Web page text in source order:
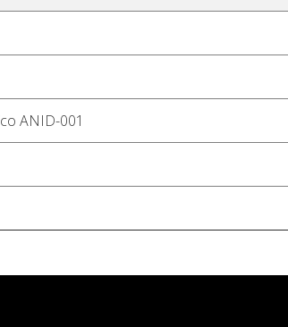
ANID-001